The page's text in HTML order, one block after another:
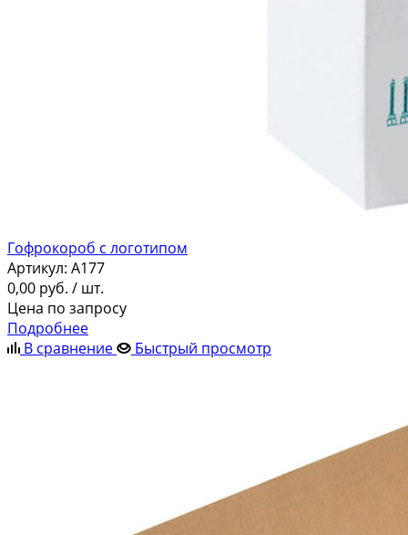
Гофрокороб с логотипом
Артикул: A177
0,00 руб. / шт.
Цена по запросу
Подробнее
В сравнение
Быстрый просмотр